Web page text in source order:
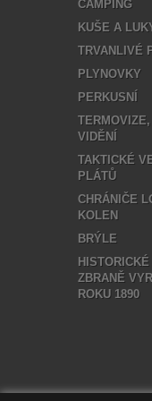
CAMPING
KUŠE A
TRVANLIVÉ
PLYNOVKY
PERKUSNÍ
TERMOVIZE,
VIDĚNÍ
TAKTICKÉ
PLÁTŮ
CHRÁNIČE
KOLEN
BRÝLE
ZBRANĚ
ROKU 1890